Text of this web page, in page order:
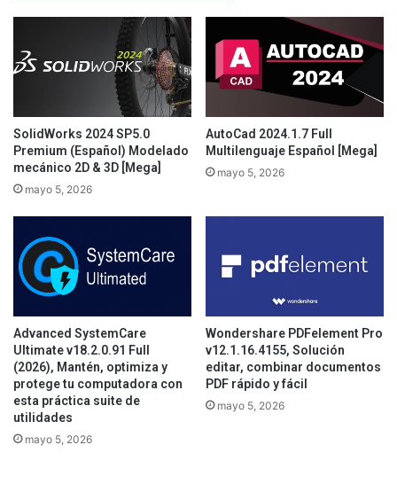
SolidWorks 2024 SP5.0
Premium (Español) Modelado
mecánico 2D & 3D [Mega]
mayo 5, 2026
AutoCad 2024.1.7 Full
Multilenguaje Español [Mega]
mayo 5, 2026
Advanced SystemCare
Ultimate v18.2.0.91 Full
(2026), Mantén, optimiza y
protege tu computadora con
esta práctica suite de
utilidades
mayo 5, 2026
Wondershare PDFelement Pro
v12.1.16.4155, Solución
editar, combinar documentos
PDF rápido y fácil
mayo 5, 2026